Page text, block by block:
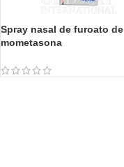
Spray nasal de furoato de
mometasona